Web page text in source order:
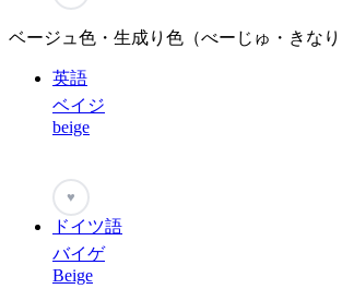
ベージュ色・生成り色（べーじゅ・きなり
英語
ベイジ
beige
♥
ドイツ語
バイゲ
Beige